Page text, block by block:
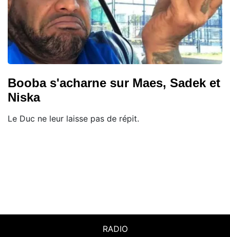
Booba s'acharne sur Maes, Sadek et
Niska
Le Duc ne leur laisse pas de répit.
RADIO